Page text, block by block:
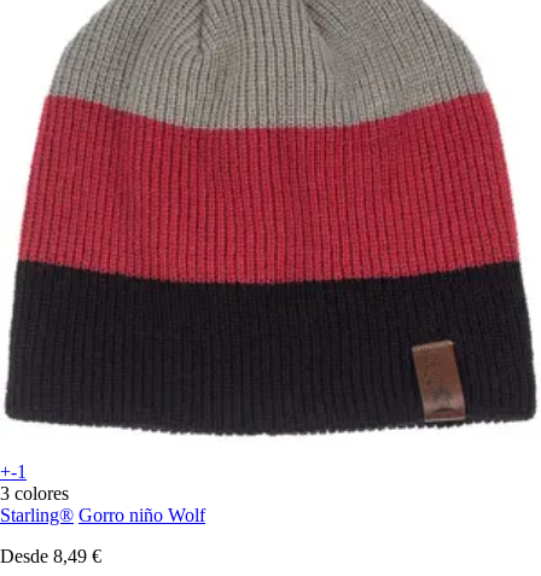
+-1
3 colores
Starling® Gorro niño Wolf
Desde 8,49 €